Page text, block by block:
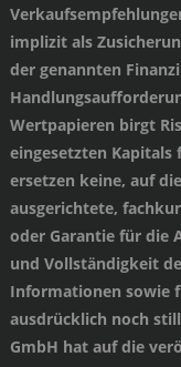
implizit als
der genannten
Wertpapieren birgt
eingesetzten
ersetzen keine, auf
ausgerichtete,
oder Garantie für die
und Vollständigkeit
Informationen sowie
ausdrücklich noch
GmbH hat auf die